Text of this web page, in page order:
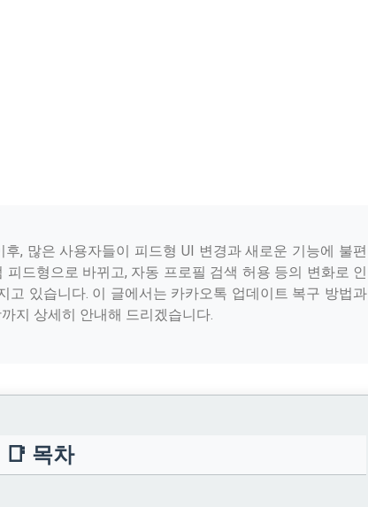
, 많은 사용자들이 피드형 UI 변경과 새로운 기능에 불편
드형으로 바뀌고, 자동 프로필 검색 허용 등의 변화로 인
고 있습니다. 이 글에서는 카카오톡 업데이트 복구 방법과
지 상세히 안내해 드리겠습니다.
📑 목차